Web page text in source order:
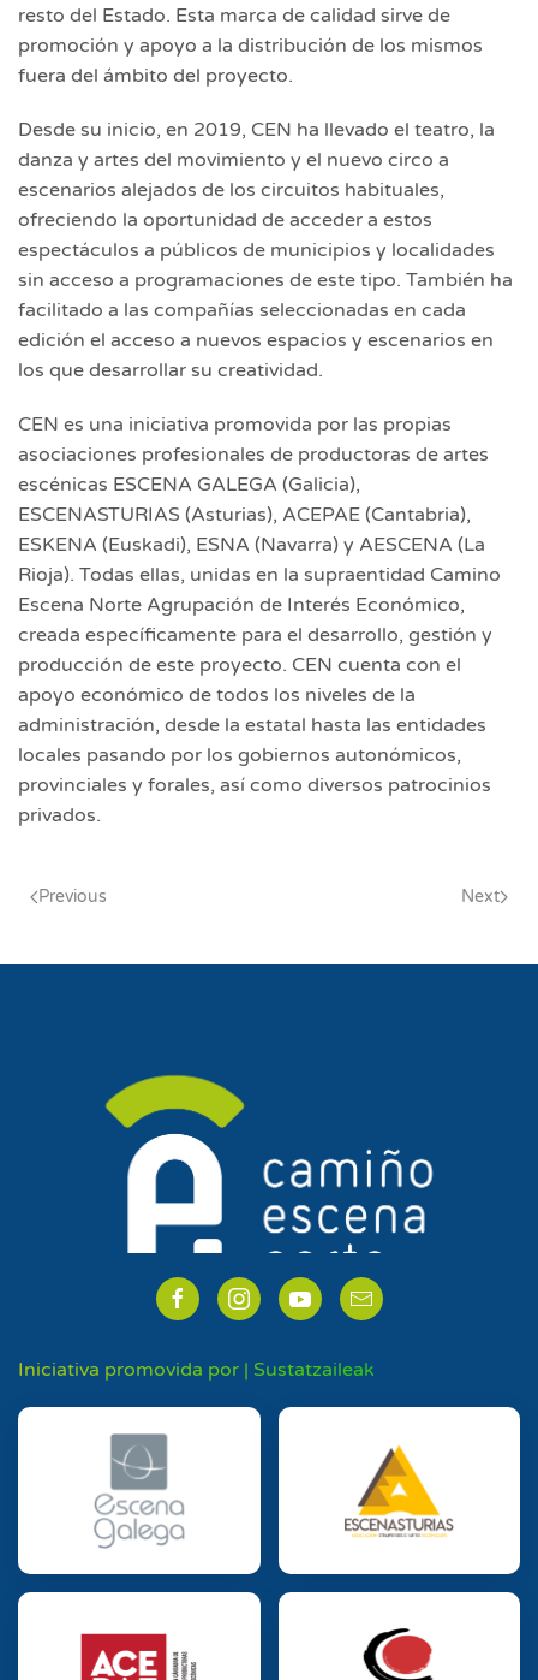
resto del Estado. Esta marca de calidad sirve de
promoción y apoyo a la distribución de los mismos
fuera del ámbito del proyecto.
Desde su inicio, en 2019, CEN ha llevado el teatro, la
danza y artes del movimiento y el nuevo circo a
escenarios alejados de los circuitos habituales,
ofreciendo la oportunidad de acceder a estos
espectáculos a públicos de municipios y localidades
sin acceso a programaciones de este tipo. También ha
facilitado a las compañías seleccionadas en cada
edición el acceso a nuevos espacios y escenarios en
los que desarrollar su creatividad.
CEN es una iniciativa promovida por las propias
asociaciones profesionales de productoras de artes
escénicas ESCENA GALEGA (Galicia),
ESCENASTURIAS (Asturias), ACEPAE (Cantabria),
ESKENA (Euskadi), ESNA (Navarra) y AESCENA (La
Rioja). Todas ellas, unidas en la supraentidad Camino
Escena Norte Agrupación de Interés Económico,
creada específicamente para el desarrollo, gestión y
producción de este proyecto. CEN cuenta con el
apoyo económico de todos los niveles de la
administración, desde la estatal hasta las entidades
locales pasando por los gobiernos autonómicos,
provinciales y forales, así como diversos patrocinios
privados.
Previous Next
Iniciativa promovida por | Sustatzaileak